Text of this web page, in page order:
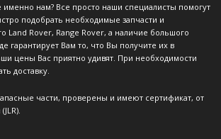
нам? Все просто наши специалисты помогут
подобрать необходимые запчасти и
Land Rover, Range Rover, а наличие большого
гарантирует Вам то, что Вы получите их в
цены Вас приятно удивят. При необходимости
доставку.
части, проверены и имеют сертификат, от